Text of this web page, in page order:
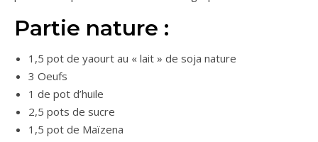
Partie nature :
1,5 pot de yaourt au « lait » de soja nature
3 Oeufs
1 de pot d’huile
2,5 pots de sucre
1,5 pot de Maïzena